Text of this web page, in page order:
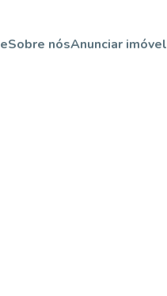
Sobre nósAnunciar imóvel